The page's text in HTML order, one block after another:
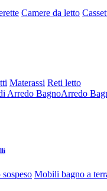
Camere da letto
Materassi Reti letto
Arredo
Mobili bagno a